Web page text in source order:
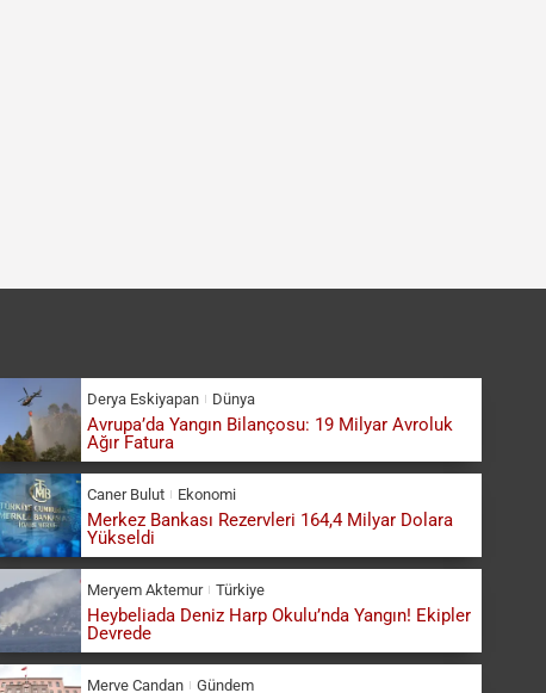
Derya Eskiyapan Dünya
Avrupa’da Yangın Bilançosu: 19 Milyar Avroluk
Ağır Fatura
Caner Bulut Ekonomi
Merkez Bankası Rezervleri 164,4 Milyar Dolara
Yükseldi
Meryem Aktemur Türkiye
Heybeliada Deniz Harp Okulu’nda Yangın! Ekipler
Devrede
Merve Candan Gündem